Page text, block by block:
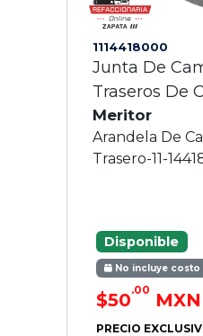
1114418000
Junta De
Traseros De
Meritor
Arandela De
Trasero-11-
Disponible
No incluye costo
$50.00 MXN
PRECIO